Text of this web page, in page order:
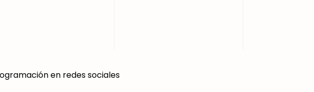
en redes sociales